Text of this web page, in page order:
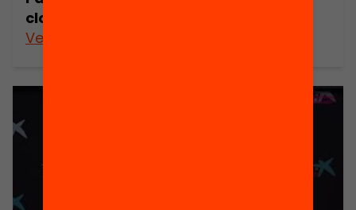
cloenda (retransmissió en directe)
Veure’n més